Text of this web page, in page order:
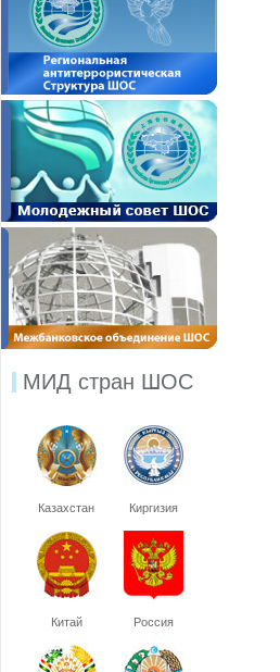
МИД стран ШОС
Казахстан Киргизия
Китай Россия